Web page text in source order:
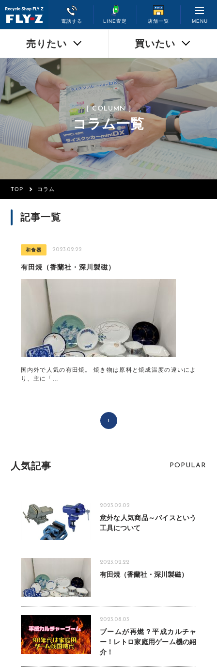
電話する LINE査定 店舗一覧 MENU
売りたい 買いたい
［ COLUMN ］
コラム一覧
TOP コラム
記事一覧
和食器 2023.02.22
有田焼（香蘭社・深川製磁）
国内外で人気の有田焼。 焼き物は原料と焼成温度の違いによ
り、主に「…
1
人気記事 POPULAR
2023.02.02
意外な人気商品～バイスという
工具について
2023.02.22
有田焼（香蘭社・深川製磁）
2023.08.03
ブームが再燃？平成カルチャ
ー！レトロ家庭用ゲーム機の紹
介！